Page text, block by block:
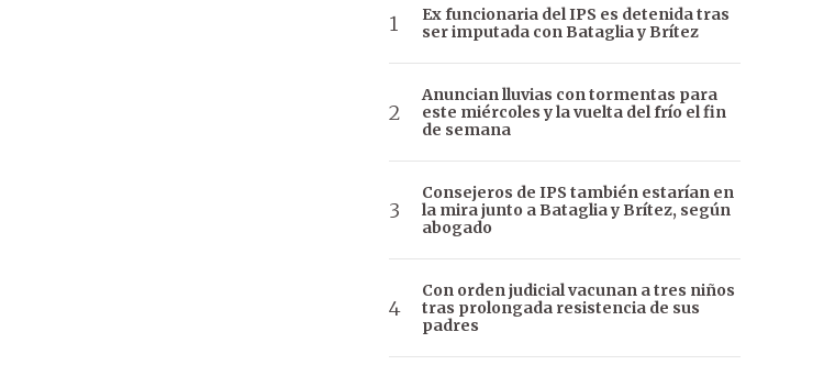
Ex funcionaria del IPS es detenida tras
ser imputada con Bataglia y Brítez
Anuncian lluvias con tormentas para
este miércoles y la vuelta del frío el fin
de semana
Consejeros de IPS también estarían en
la mira junto a Bataglia y Brítez, según
abogado
Con orden judicial vacunan a tres niños
tras prolongada resistencia de sus
padres